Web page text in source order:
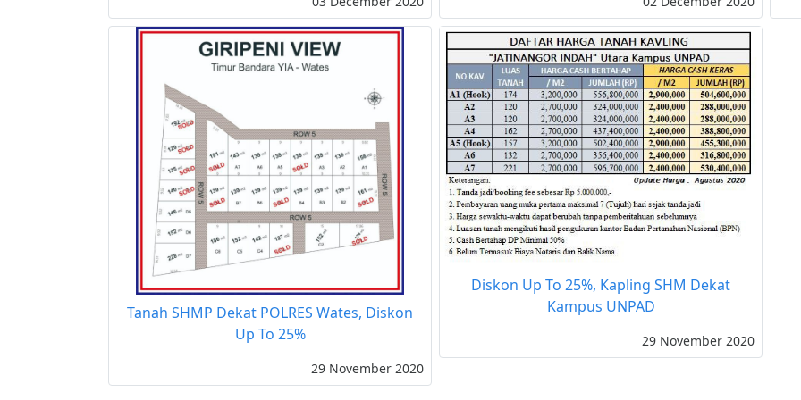
Tanah SHMP Dekat POLRES Wates, Diskon
Up To 25%
29 November 2020
Diskon Up To 25%, Kapling SHM Dekat
Kampus UNPAD
29 November 2020